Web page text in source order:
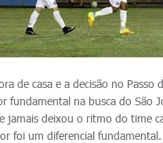
de casa e a decisão no Passo
fundamental na busca do São
jamais deixou o ritmo do time
foi um diferencial